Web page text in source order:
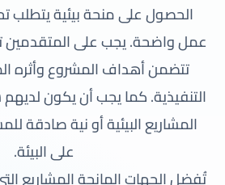
الحصول على منحة بيئية يتطلب
عمل واضحة. يجب على المتقدمين
تتضمن أهداف المشروع وأثره
التنفيذية. كما يجب أن يكون
المشاريع البيئية أو نية صادقة
على البيئة.
تُفضل الجهات المانحة المشاريع